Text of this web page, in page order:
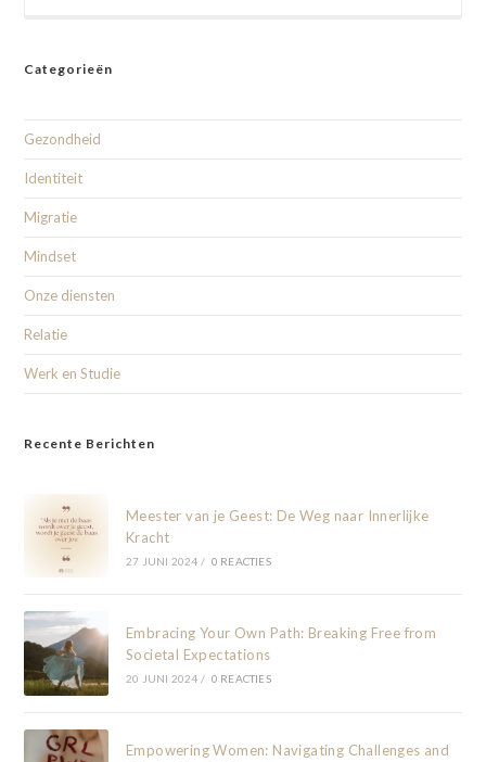
Categorieën
Gezondheid
Identiteit
Migratie
Mindset
Onze diensten
Relatie
Werk en Studie
Recente Berichten
Meester van je Geest: De Weg naar Innerlijke
Kracht
27 JUNI 2024 / 0 REACTIES
Embracing Your Own Path: Breaking Free from
Societal Expectations
20 JUNI 2024 / 0 REACTIES
Empowering Women: Navigating Challenges and